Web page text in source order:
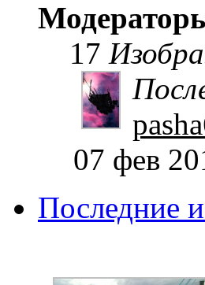
17
07 фев
Последние